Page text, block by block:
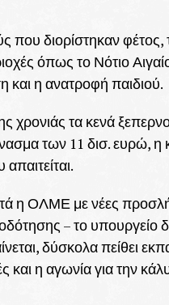
διορίστηκαν φέτος,
όπως το Νότιο Αιγαίο
και η ανατροφή παιδιού.
τα κενά
των 11 δισ. ευρώ, η
η ΟΛΜΕ με νέες
– το υπουργείο
δύσκολα πείθει
και η αγωνία για την